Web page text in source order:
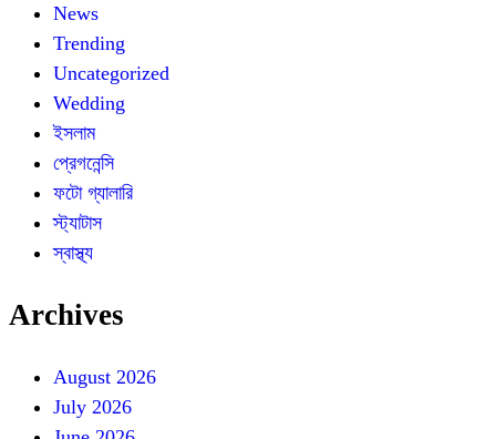
News
Trending
Uncategorized
Wedding
ইসলাম
প্রেগনেন্সি
ফটো গ্যালারি
স্ট্যাটাস
স্বাস্থ্য
Archives
August 2026
July 2026